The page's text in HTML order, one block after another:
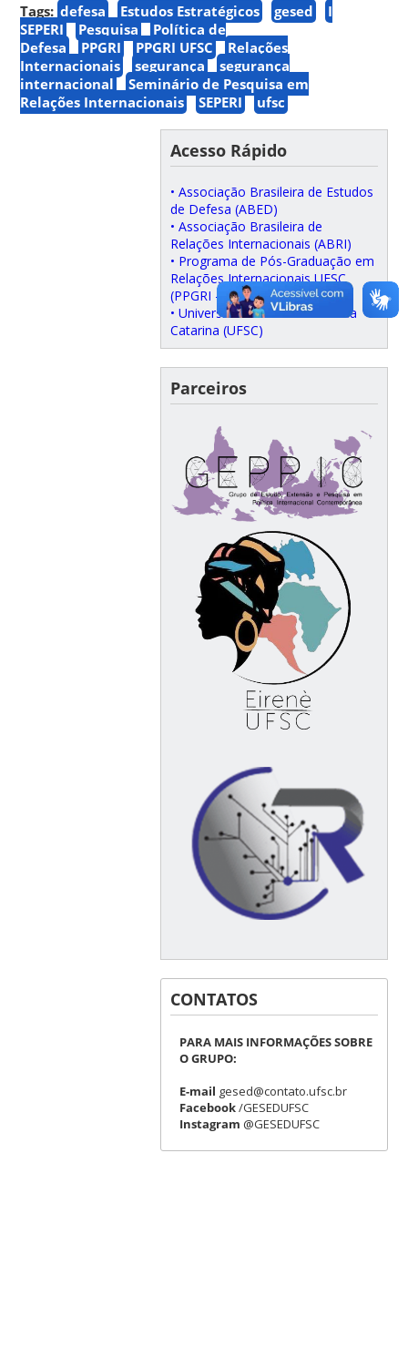
Tags: defesa Estudos Estratégicos gesed
I
SEPERI
Pesquisa
Política de
Defesa
PPGRI PPGRI UFSC
Relações
Internacionais
segurança
segurança
internacional
Seminário de Pesquisa em
Relações Internacionais
SEPERI ufsc
Acesso Rápido
• Associação Brasileira de Estudos
de Defesa (ABED)
• Associação Brasileira de
Relações Internacionais (ABRI)
• Programa de Pós-Graduação em
Relações Internacionais UFSC
(PPGRI – UFSC)
• Universidade Federal de Santa
Catarina (UFSC)
Parceiros
CONTATOS
PARA MAIS INFORMAÇÕES SOBRE
O GRUPO:
E-mail gesed@contato.ufsc.br
Facebook/GESEDUFSC
Instagram @GESEDUFSC